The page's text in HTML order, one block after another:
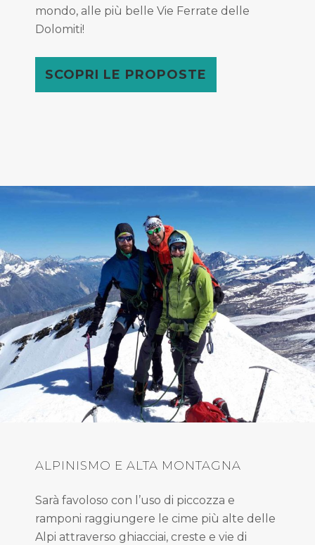
mondo, alle più belle Vie Ferrate delle
Dolomiti!
SCOPRI LE PROPOSTE
ALPINISMO E ALTA MONTAGNA
Sarà favoloso con l’uso di piccozza e
ramponi raggiungere le cime più alte delle
Alpi attraverso ghiacciai, creste e vie di